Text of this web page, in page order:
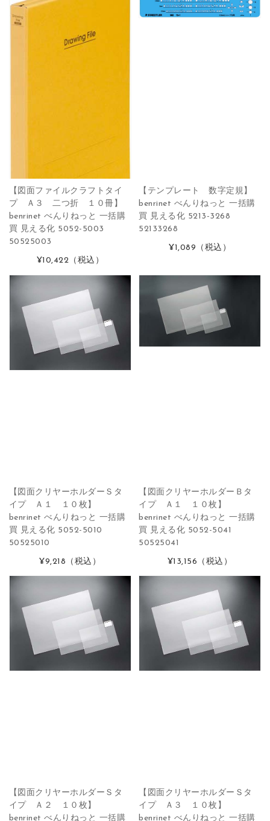
【図面ファイルクラフトタイ
プ Ａ３ 二つ折 １０冊】
benrinet べんりねっと 一括購
買 見える化 5052-5003
50525003
¥10,422 （税込）
【テンプレート 数字定規】
benrinet べんりねっと 一括購
買 見える化 5213-3268
52133268
¥1,089 （税込）
【図面クリヤーホルダーＳタ
イプ Ａ１ １０枚】
benrinet べんりねっと 一括購
買 見える化 5052-5010
50525010
¥9,218 （税込）
【図面クリヤーホルダーＢタ
イプ Ａ１ １０枚】
benrinet べんりねっと 一括購
買 見える化 5052-5041
50525041
¥13,156 （税込）
【図面クリヤーホルダーＳタ
イプ Ａ２ １０枚】
benrinet べんりねっと 一括購
【図面クリヤーホルダーＳタ
イプ Ａ３ １０枚】
benrinet べんりねっと 一括購